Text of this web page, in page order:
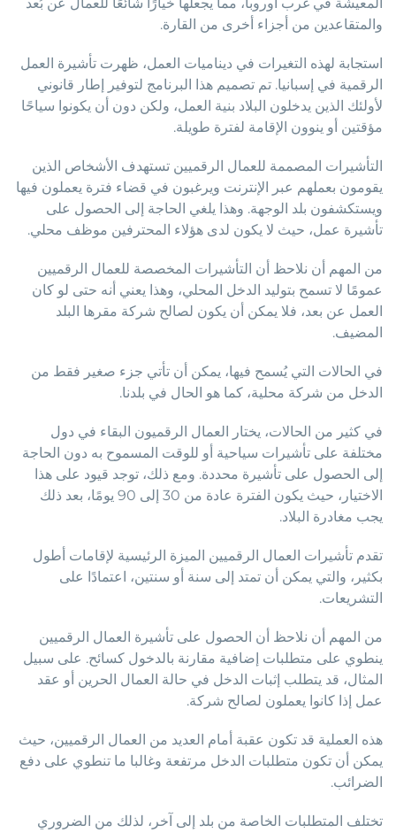
والمتقاعدين من أجزاء أخرى من القارة.
استجابة لهذه التغيرات في ديناميات العمل، ظهرت تأشيرة العمل
الرقمية في إسبانيا. تم تصميم هذا البرنامج لتوفير إطار قانوني
لأولئك الذين يدخلون البلاد بنية العمل، ولكن دون أن يكونوا سياحًا
مؤقتين أو ينوون الإقامة لفترة طويلة.
التأشيرات المصممة للعمال الرقميين تستهدف الأشخاص الذين
يقومون بعملهم عبر الإنترنت ويرغبون في قضاء فترة يعملون فيها
ويستكشفون بلد الوجهة. وهذا يلغي الحاجة إلى الحصول على
تأشيرة عمل، حيث لا يكون لدى هؤلاء المحترفين موظف محلي.
من المهم أن نلاحظ أن التأشيرات المخصصة للعمال الرقميين
عمومًا لا تسمح بتوليد الدخل المحلي، وهذا يعني أنه حتى لو كان
العمل عن بعد، فلا يمكن أن يكون لصالح شركة مقرها البلد
المضيف.
في الحالات التي يُسمح فيها، يمكن أن تأتي جزء صغير فقط من
الدخل من شركة محلية، كما هو الحال في بلدنا.
في كثير من الحالات، يختار العمال الرقميون البقاء في دول
مختلفة على تأشيرات سياحية أو للوقت المسموح به دون الحاجة
إلى الحصول على تأشيرة محددة. ومع ذلك، توجد قيود على هذا
الاختيار، حيث يكون الفترة عادة من 30 إلى 90 يومًا، بعد ذلك
يجب مغادرة البلاد.
تقدم تأشيرات العمال الرقميين الميزة الرئيسية لإقامات أطول
بكثير، والتي يمكن أن تمتد إلى سنة أو سنتين، اعتمادًا على
التشريعات.
من المهم أن نلاحظ أن الحصول على تأشيرة العمال الرقميين
ينطوي على متطلبات إضافية مقارنة بالدخول كسائح. على سبيل
المثال، قد يتطلب إثبات الدخل في حالة العمال الحرين أو عقد
عمل إذا كانوا يعملون لصالح شركة.
هذه العملية قد تكون عقبة أمام العديد من العمال الرقميين، حيث
يمكن أن تكون متطلبات الدخل مرتفعة وغالبا ما تنطوي على دفع
الضرائب.
تختلف المتطلبات الخاصة من بلد إلى آخر، لذلك من الضروري